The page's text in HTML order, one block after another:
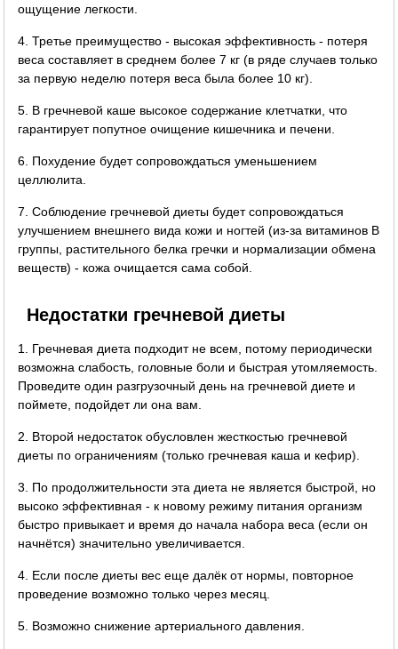
ощущение легкости.
4. Третье преимущество - высокая эффективность - потеря
веса составляет в среднем более 7 кг (в ряде случаев только
за первую неделю потеря веса была более 10 кг).
5. В гречневой каше высокое содержание клетчатки, что
гарантирует попутное очищение кишечника и печени.
6. Похудение будет сопровождаться уменьшением
целлюлита.
7. Соблюдение гречневой диеты будет сопровождаться
улучшением внешнего вида кожи и ногтей (из-за витаминов B
группы, растительного белка гречки и нормализации обмена
веществ) - кожа очищается сама собой.
Недостатки гречневой диеты
1. Гречневая диета подходит не всем, потому периодически
возможна слабость, головные боли и быстрая утомляемость.
Проведите один разгрузочный день на гречневой диете и
поймете, подойдет ли она вам.
2. Второй недостаток обусловлен жесткостью гречневой
диеты по ограничениям (только гречневая каша и кефир).
3. По продолжительности эта диета не является быстрой, но
высоко эффективная - к новому режиму питания организм
быстро привыкает и время до начала набора веса (если он
начнётся) значительно увеличивается.
4. Если после диеты вес еще далёк от нормы, повторное
проведение возможно только через месяц.
5. Возможно снижение артериального давления.